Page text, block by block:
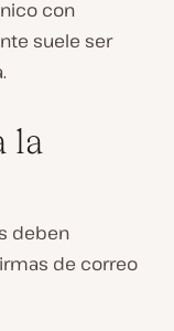
con
suele ser
la
deben
de correo